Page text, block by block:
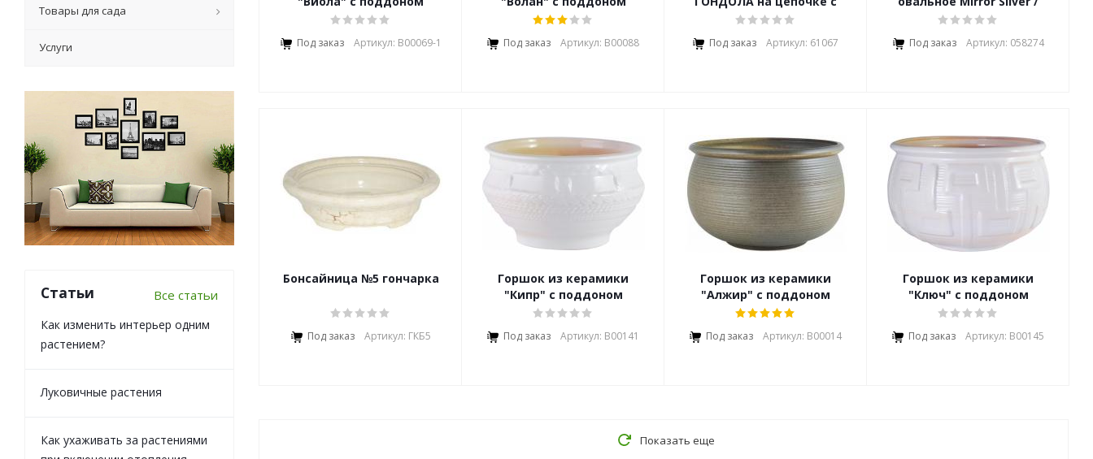
Под заказ Артикул: В00069-1 Под заказ Артикул: В00088
крючком
Под заказ Артикул: 61067
Мироу Сильвер
Под заказ Артикул: 058274
Бонсайница №5 гончарка
Под заказ Артикул: ГКБ5
Горшок из керамики
"Кипр" с поддоном
Под заказ Артикул: В00141
Горшок из керамики
"Алжир" с поддоном
Под заказ Артикул: В00014
Горшок из керамики
"Ключ" с поддоном
Под заказ Артикул: В00145
Показать еще
Товары для сада
Услуги
Статьи Все статьи
Как изменить интерьер одним
растением?
Луковичные растения
Как ухаживать за растениями